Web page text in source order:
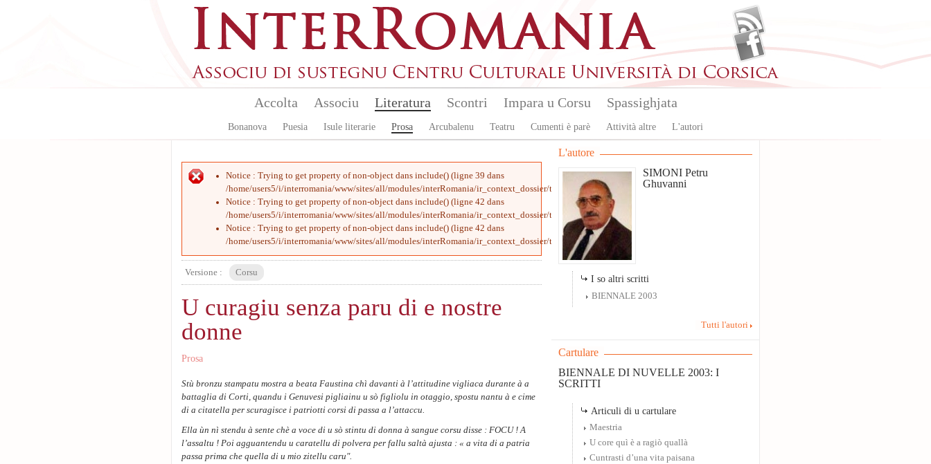
Accolta Associu Literatura
Bonanova Puesia Isule literarie Prosa Arcubalenu Teatru Cumenti è parè Attività altre L'autori
Scontri Impara u Corsu Spassighjata
Message d'erreur
Notice: Trying to get property of non-object dans include()(ligne 39 dans
/home/users5/i/interromania/www/sites/all/modules/interRomania/ir_context_dossier/templates/block_context_dossier.tpl.php
Notice: Trying to get property of non-object dans include()(ligne 42 dans
/home/users5/i/interromania/www/sites/all/modules/interRomania/ir_context_dossier/templates/block_context_dossier.tpl.php
Notice: Trying to get property of non-object dans include()(ligne 42 dans
/home/users5/i/interromania/www/sites/all/modules/interRomania/ir_context_dossier/templates/block_context_dossier.tpl.php
Versione : Corsu
U curagiu senza paru di e nostre
donne
Prosa
Stù bronzu stampatu mostra a beata Faustina chì davanti à l’attitudine vigliaca durante à a
battaglia di Corti, quandu i Genuvesi pigliainu u sò figliolu in otaggio, spostu nantu à e cime
di a citatella per scuragisce i patriotti corsi di passa a l’attaccu.
Ella ùn nì stendu à sente chè a voce di u sò stintu di donna à sangue corsu disse : FOCU ! A
l’assaltu ! Poi agguantendu u caratellu di polvera per fallu saltà ajusta : « a vita di a patria
passa prima che quella di u mio zitellu caru".
L'autore
SIMONI Petru
Ghuvanni
I so altri scritti
BIENNALE 2003
Tutti l'autori
Cartulare
BIENNALE DI NUVELLE 2003: I
SCRITTI
Articuli di u cartulare
Maestria
U core quì è a ragiò quallà
Cuntrasti d’una vita paisana